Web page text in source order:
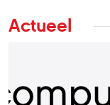
Actueel